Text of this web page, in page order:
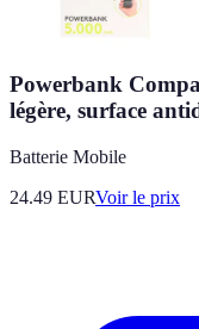
Powerbank
légère, surface
Batterie Mobile
24.49 EURVoir le prix